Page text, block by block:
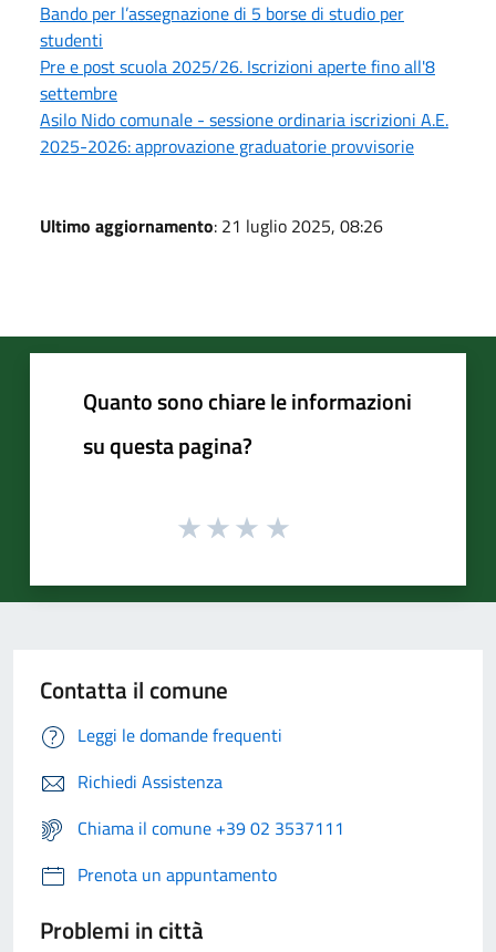
Bando per l’assegnazione di 5 borse di studio per
studenti
Pre e post scuola 2025/26. Iscrizioni aperte fino all'8
settembre
Asilo Nido comunale - sessione ordinaria iscrizioni A.E.
2025-2026: approvazione graduatorie provvisorie
Ultimo aggiornamento: 21 luglio 2025, 08:26
Quanto sono chiare le informazioni
su questa pagina?
Contatta il comune
Leggi le domande frequenti
Richiedi Assistenza
Chiama il comune +39 02 3537111
Prenota un appuntamento
Problemi in città